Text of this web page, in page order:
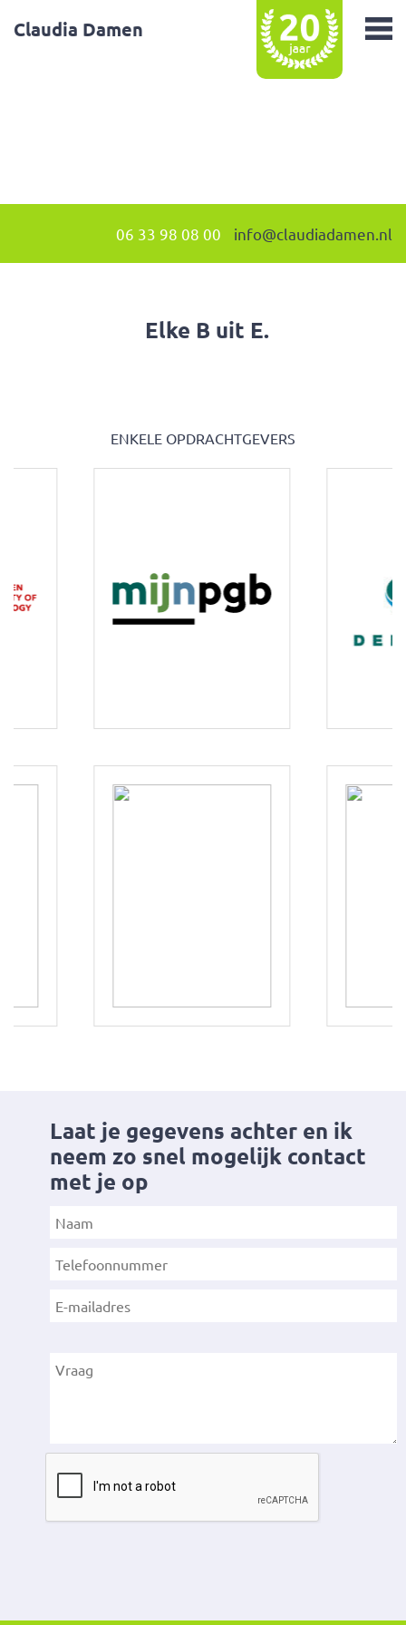
Claudia Damen
06 33 98 08 00 info@claudiadamen.nl
Elke B uit E.
ENKELE OPDRACHTGEVERS
Laat je gegevens achter en ik
neem zo snel mogelijk contact
met je op